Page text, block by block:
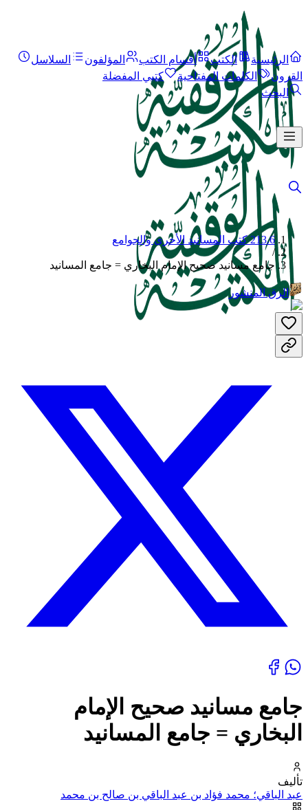
الرئيسية الكتب أقسام الكتب المؤلفون
السلاسل
القرون
الكلمات المفتاحية
كتبي المفضلة
البحث
213.6 كتب المسانيد الأخرى والجوامع
/
جامع مسانيد صحيح الإمام البخاري = جامع المسانيد
الرق المنشور
جامع مسانيد صحيح الإمام
البخاري = جامع المسانيد
تأليف
عبد الباقي؛ محمد فؤاد بن عبد الباقي بن صالح بن محمد